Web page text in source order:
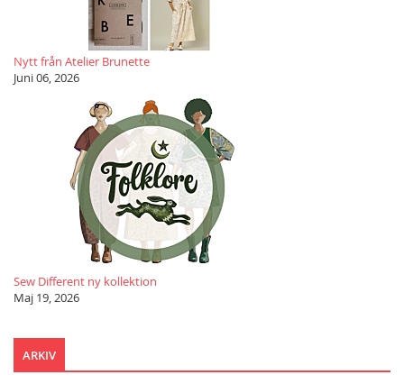
Nytt från Atelier Brunette
Juni 06, 2026
Sew Different ny kollektion
Maj 19, 2026
ARKIV